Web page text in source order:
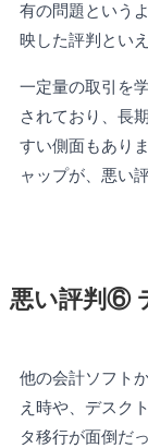
有の問題という
映した評判といえ
一定量の取引を
されており、長
すい側面もあり
ャップが、悪い
悪い評判⑥
他の会計ソフト
え時や、デスク
タ移行が面倒だ